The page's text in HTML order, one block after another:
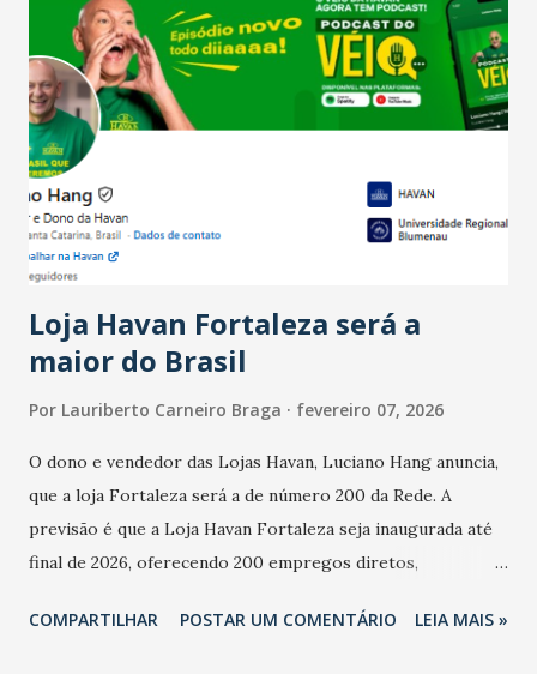
Salário para um número maior de trabalhadores, já que o
país tem a menor taxa de desemprego dos anos recentes.
Ainda segundo a Pesquisa, em novembro de 2025, 40% dos
bares e restaurantes operaram com lucro e outros 40%
registraram equilíbrio financeiro. Já o percentual de
estabelecimentos no prejuízo ficou em 19%, pouco abaixo
do observado no mês anterior. Outros 1% não existiam em
novembro. Em relação a outubro, o faturamento também
cresceu. De acordo com a pesquisa, 44% dos n...
Loja Havan Fortaleza será a
maior do Brasil
Por Lauriberto Carneiro Braga fevereiro 07, 2026
O dono e vendedor das Lojas Havan, Luciano Hang anuncia,
que a loja Fortaleza será a de número 200 da Rede. A
previsão é que a Loja Havan Fortaleza seja inaugurada até
final de 2026, oferecendo 200 empregos diretos,
Havan Fortaleza ainda não foi anunciada oficialmente, mas
COMPARTILHAR POSTAR UM COMENTÁRIO LEIA MAIS »